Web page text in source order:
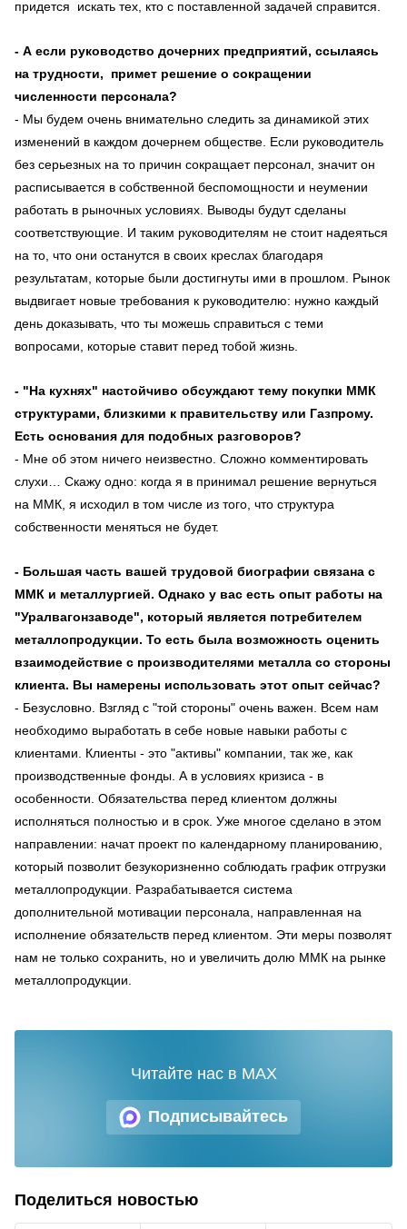
придется искать тех, кто с поставленной задачей справится.
- А если руководство дочерних предприятий, ссылаясь
на трудности, примет решение о сокращении
численности персонала?
- Мы будем очень внимательно следить за динамикой этих
изменений в каждом дочернем обществе. Если руководитель
без серьезных на то причин сокращает персонал, значит он
расписывается в собственной беспомощности и неумении
работать в рыночных условиях. Выводы будут сделаны
соответствующие. И таким руководителям не стоит надеяться
на то, что они останутся в своих креслах благодаря
результатам, которые были достигнуты ими в прошлом. Рынок
выдвигает новые требования к руководителю: нужно каждый
день доказывать, что ты можешь справиться с теми
вопросами, которые ставит перед тобой жизнь.
- "На кухнях" настойчиво обсуждают тему покупки ММК
структурами, близкими к правительству или Газпрому.
Есть основания для подобных разговоров?
- Мне об этом ничего неизвестно. Сложно комментировать
слухи… Скажу одно: когда я в принимал решение вернуться
на ММК, я исходил в том числе из того, что структура
собственности меняться не будет.
- Большая часть вашей трудовой биографии связана с
ММК и металлургией. Однако у вас есть опыт работы на
"Уралвагонзаводе", который является потребителем
металлопродукции. То есть была возможность оценить
взаимодействие с производителями металла со стороны
клиента. Вы намерены использовать этот опыт сейчас?
- Безусловно. Взгляд с "той стороны" очень важен. Всем нам
необходимо выработать в себе новые навыки работы с
клиентами. Клиенты - это "активы" компании, так же, как
производственные фонды. А в условиях кризиса - в
особенности. Обязательства перед клиентом должны
исполняться полностью и в срок. Уже многое сделано в этом
направлении: начат проект по календарному планированию,
который позволит безукоризненно соблюдать график отгрузки
металлопродукции. Разрабатывается система
дополнительной мотивации персонала, направленная на
исполнение обязательств перед клиентом. Эти меры позволят
нам не только сохранить, но и увеличить долю ММК на рынке
металлопродукции.
Подписывайтесь
Читайте нас в MAX
Поделиться новостью